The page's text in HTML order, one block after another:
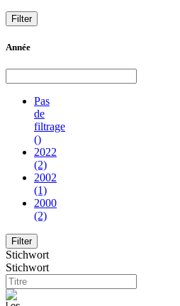
Année
Pas
de
filtrage
()
2022
(2)
2002
(1)
2000
(2)
Stichwort
Stichwort